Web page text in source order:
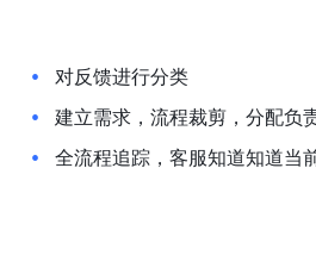
对反馈进行分类
建立需求，流程裁剪，分配负
全流程追踪，客服知道知道当